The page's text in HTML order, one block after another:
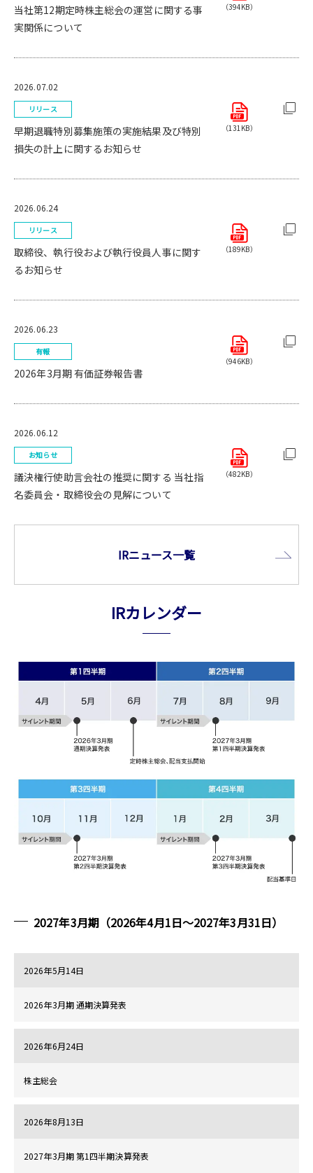
当社第12期定時株主総会の運営に関する事
実関係について
（394KB）
2026.07.02
リリース
早期退職特別募集施策の実施結果及び特別
損失の計上に関するお知らせ
（131KB）
2026.06.24
リリース
取締役、執行役および執行役員人事に関す
るお知らせ
（189KB）
2026.06.23
有報
2026年3月期 有価証券報告書
（946KB）
2026.06.12
お知らせ
議決権行使助言会社の推奨に関する 当社指
名委員会・取締役会の見解について
（482KB）
IRニュース⼀覧
IRカレンダー
2027年3月期（2026年4月1日～2027年3月31日）
2026年5月14日
2026年3月期 通期決算発表
2026年6月24日
株主総会
2026年8月13日
2027年3月期 第1四半期決算発表